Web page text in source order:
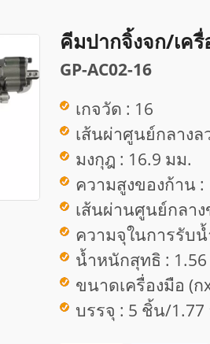
คีมปากจิ้งจก/เค
GP-AC02-16
เกจวัด : 16
เส้นผ่าศูนย์กลางล
มงกุฎ : 16.9 มม.
ความสูงของก้าน :
เส้นผ่านศูนย์กลา
ความจุในการรับ
น้ำหนักสุทธิ :
ขนาดเครื่องมือ (ก
บรรจุ : 5 ชิ้น/